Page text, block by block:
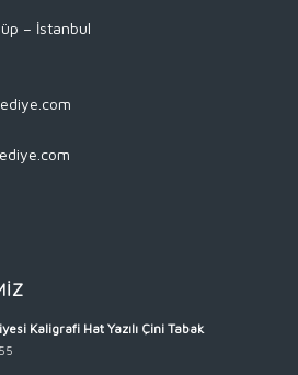
– İstanbul
Kaligrafi Hat Yazılı Çini Tabak